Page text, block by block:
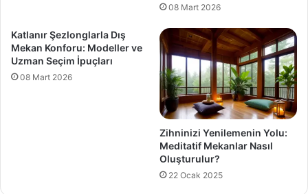
08 Mart 2026
Katlanır Şezlonglarla Dış
Mekan Konforu: Modeller ve
Uzman Seçim İpuçları
08 Mart 2026
Zihninizi Yenilemenin Yolu:
Meditatif Mekanlar Nasıl
Oluşturulur?
22 Ocak 2025